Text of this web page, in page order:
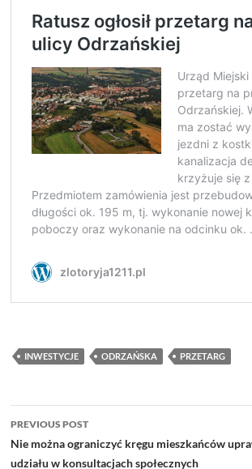
INWESTYCJE ODRZAŃSKA PRZETARG
Post
navigation
PREVIOUS POST
Nie można ograniczyć kręgu mieszkańców
udziału w konsultacjach społecznych